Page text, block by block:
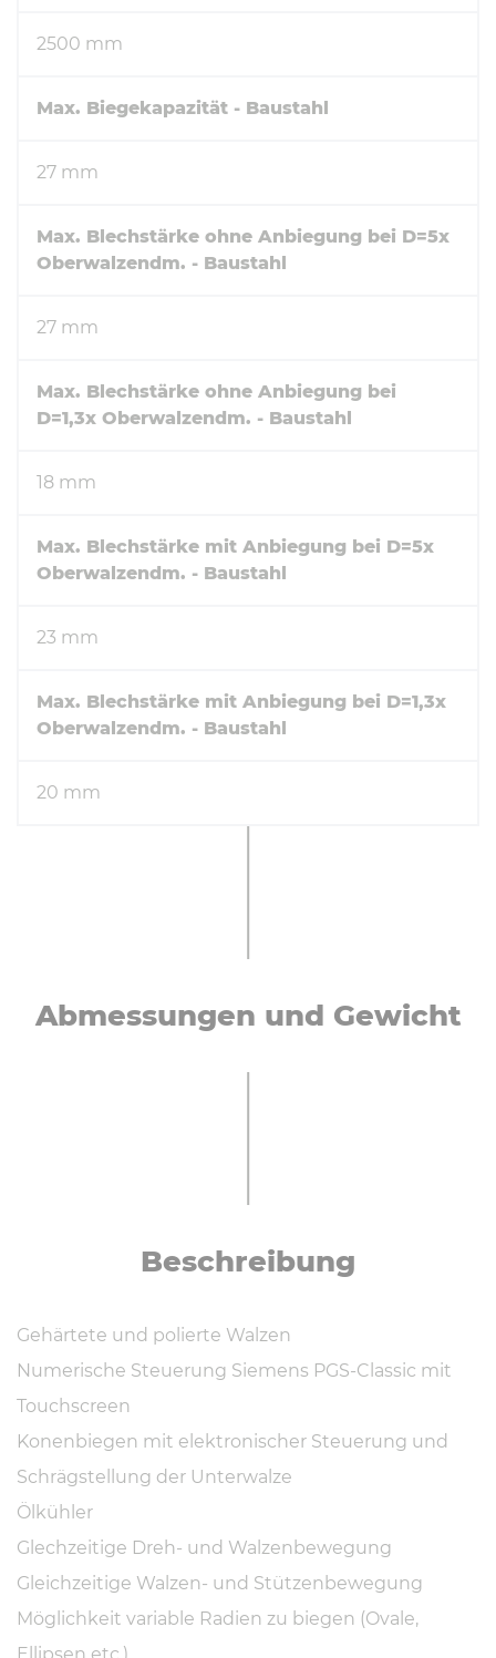
2500 mm
Max. Biegekapazität - Baustahl
27 mm
Max. Blechstärke ohne Anbiegung bei D=5x
Oberwalzendm. - Baustahl
27 mm
Max. Blechstärke ohne Anbiegung bei
D=1,3x Oberwalzendm. - Baustahl
18 mm
Max. Blechstärke mit Anbiegung bei D=5x
Oberwalzendm. - Baustahl
23 mm
Max. Blechstärke mit Anbiegung bei D=1,3x
Oberwalzendm. - Baustahl
20 mm
Ab­mes­sun­gen und Gewicht
Be­schrei­bung
Gehärtete und polierte Walzen
Numerische Steuerung Siemens PGS-Classic mit
Touchscreen
Konenbiegen mit elektronischer Steuerung und
Schrägstellung der Unterwalze
Ölkühler
Glechzeitige Dreh- und Walzenbewegung
Gleichzeitige Walzen- und Stützenbewegung
Möglichkeit variable Radien zu biegen (Ovale,